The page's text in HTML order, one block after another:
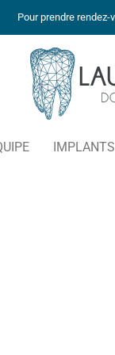
Pour prendre
IMPLANTS